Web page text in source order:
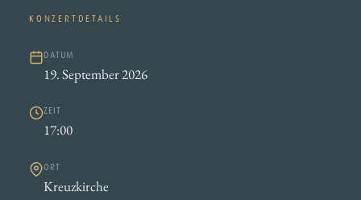
KONZERTDETAILS
DATUM
19. September 2026
ZEIT
17:00
ORT
Kreuzkirche